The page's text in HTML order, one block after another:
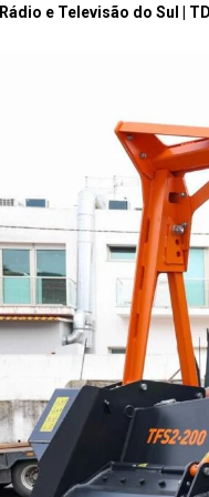
Rádio e Televisão do Sul |